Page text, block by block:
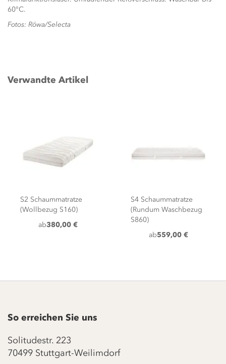
60°C.
Fotos: Röwa/Selecta
Verwandte Artikel
S2 Schaummatratze
(Wollbezug S160)
ab380,00 €
S4 Schaummatratze
(Rundum Waschbezug
S860)
ab559,00 €
So erreichen Sie uns
Solitudestr. 223
70499 Stuttgart-Weilimdorf